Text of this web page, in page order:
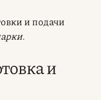
и подачи
.
и